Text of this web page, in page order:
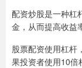
配资炒股是一种杠
金，从而提高收益
股票配资使用杠杆
果投资者使用10倍